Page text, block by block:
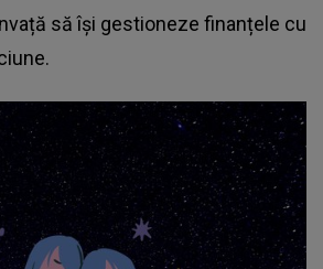
să își gestioneze finanțele cu